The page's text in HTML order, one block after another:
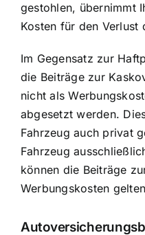
gestohlen, übernimmt
Kosten für den Verlust
Im Gegensatz zur
die Beiträge zur
nicht als
abgesetzt werden.
Fahrzeug auch privat
Fahrzeug
können die Beiträge
Werbungskosten